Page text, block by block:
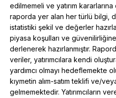
edilmemeli ve yatırım kararlarına
raporda yer alan her türlü bilgi,
istatistiki şekil ve değerler
piyasa koşulları ve
derlenerek hazırlanmıştır.
veriler, yatırımcılara kendi
yardımcı olmayı hedeflemekte
kıymetin alım-satım teklifi ve/
gelmemektedir. Yatırımcıların